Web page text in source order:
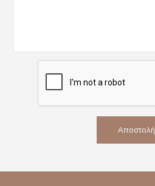
Αποστολή